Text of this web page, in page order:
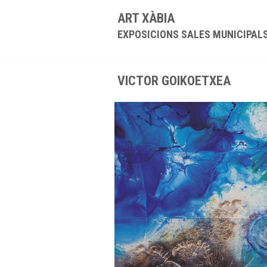
ART XÀBIA
EXPOSICIONS SALES
VICTOR GOIKOETXEA